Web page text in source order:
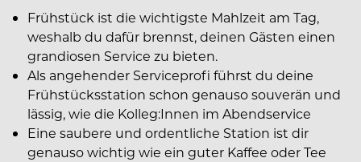
Frühstück ist die wichtigste Mahlzeit am Tag,
weshalb du dafür brennst, deinen Gästen einen
grandiosen Service zu bieten.
Als angehender Serviceprofi führst du deine
Frühstücksstation schon genauso souverän und
lässig, wie die Kolleg:Innen im Abendservice
Eine saubere und ordentliche Station ist dir
genauso wichtig wie ein guter Kaffee oder Tee